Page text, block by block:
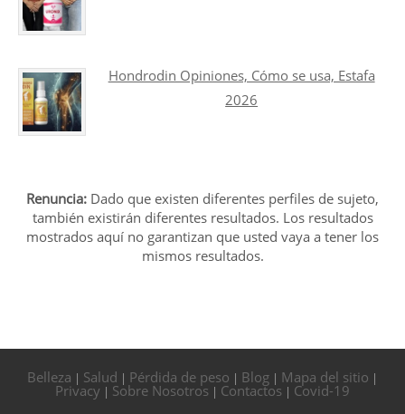
Hondrodin Opiniones, Cómo se usa, Estafa
2026
Renuncia: Dado que existen diferentes perfiles de sujeto,
también existirán diferentes resultados. Los resultados
mostrados aquí no garantizan que usted vaya a tener los
mismos resultados.
Belleza | Salud | Pérdida de peso | Blog | Mapa del sitio |
Privacy | Sobre Nosotros | Contactos | Covid-19